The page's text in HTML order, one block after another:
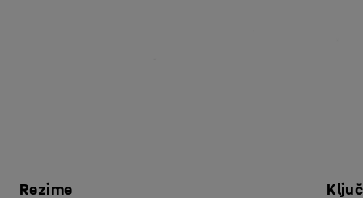
Rezime